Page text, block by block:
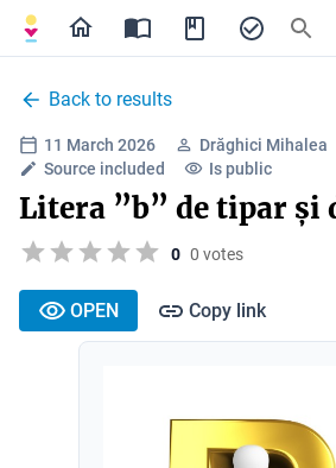
Back to results
11 March 2026
Drăghici Mihalea
Source included
Is public
Litera ”b” de tipar și
0 0 votes
OPEN Copy link